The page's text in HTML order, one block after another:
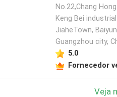
No.22,Chang
Keng Bei
JiaheTown,
Guangzhou city,
5.0
Fornecedor
Veja